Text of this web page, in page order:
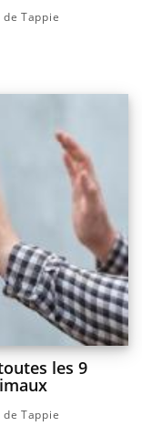
de Tappie
les 9
de Tappie